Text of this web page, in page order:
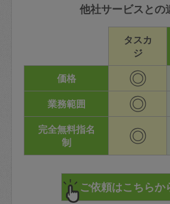
他社サービスとの
タスカ
ジ
価格
◎
業務範囲 ◎
完全無料指名
制
◎